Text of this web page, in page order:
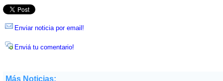
Enviar noticia por email!
Enviá tu comentario!
Más Noticias: